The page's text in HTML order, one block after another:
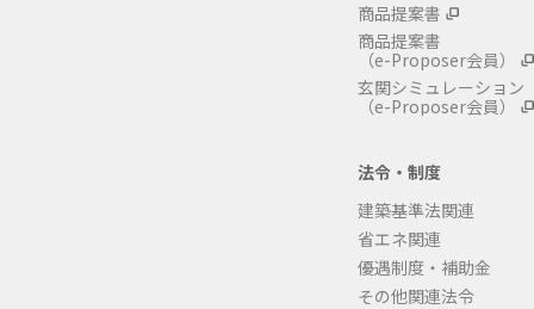
商品提案書
商品提案書
（e-Proposer会員）
玄関シミュレーション
（e-Proposer会員）
法令・制度
建築基準法関連
省エネ関連
優遇制度・補助金
その他関連法令